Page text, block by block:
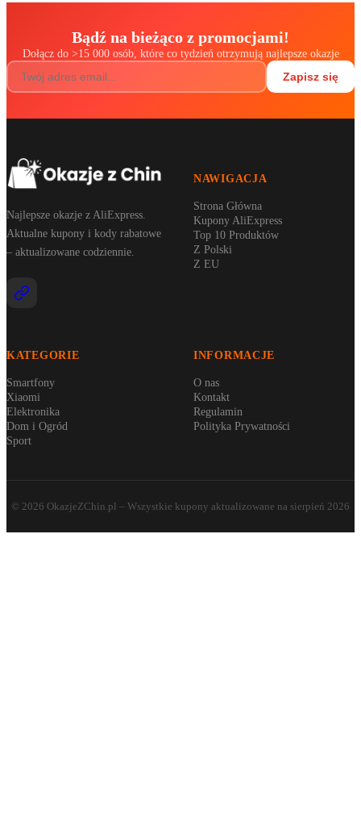
Bądź na bieżąco z promocjami!
Dołącz do >15 000 osób, które co tydzień otrzymują najlepsze okazje
Zapisz się
Najlepsze okazje z AliExpress.
Aktualne kupony i kody rabatowe
– aktualizowane codziennie.
NAWIGACJA
Strona Główna
Kupony AliExpress
Top 10 Produktów
Z Polski
Z EU
KATEGORIE
Smartfony
Xiaomi
Elektronika
Dom i Ogród
Sport
INFORMACJE
O nas
Kontakt
Regulamin
Polityka Prywatności
© 2026 OkazjeZChin.pl – Wszystkie kupony aktualizowane na sierpień 2026